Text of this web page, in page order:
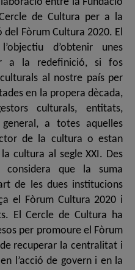
entre la Fundació
de Cultura per a la
Fòrum Cultura 2020. El
d’obtenir unes
a la redefinició, si fos
al nostre país per
en la propera dècada,
culturals, entitats,
a totes aquelles
de la cultura o estan
cultura al segle XXI. Des
que la suma
de les dues institucions
el Fòrum Cultura 2020 i
El Cercle de Cultura ha
per promoure el Fòrum
recuperar la centralitat i
l’acció de govern i en la